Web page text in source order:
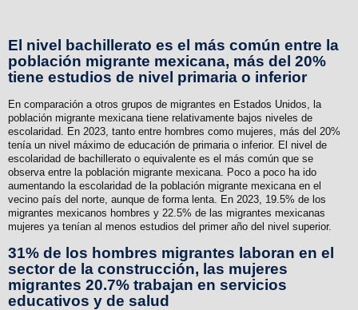
El nivel bachillerato es el más común entre la
población migrante mexicana, más del 20%
tiene estudios de nivel primaria o inferior
En comparación a otros grupos de migrantes en Estados Unidos, la
población migrante mexicana tiene relativamente bajos niveles de
escolaridad. En 2023, tanto entre hombres como mujeres, más del 20%
tenía un nivel máximo de educación de primaria o inferior. El nivel de
escolaridad de bachillerato o equivalente es el más común que se
observa entre la población migrante mexicana. Poco a poco ha ido
aumentando la escolaridad de la población migrante mexicana en el
vecino país del norte, aunque de forma lenta. En 2023, 19.5% de los
migrantes mexicanos hombres y 22.5% de las migrantes mexicanas
mujeres ya tenían al menos estudios del primer año del nivel superior.
31% de los hombres migrantes laboran en el
sector de la construcción, las mujeres
migrantes 20.7% trabajan en servicios
educativos y de salud